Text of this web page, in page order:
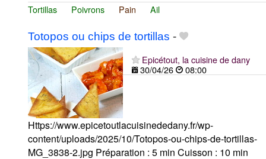
Tortillas Poivrons Pain Ail
Totopos ou chips de tortillas -
Epicétout, la cuisine de dany
30/04/26
08:00
Https://www.epicetoutlacuisinededany.fr/wp-
content/uploads/2025/10/Totopos-ou-chips-de-tortillas-
MG_3838-2.jpg Préparation : 5 min Cuisson : 10 min